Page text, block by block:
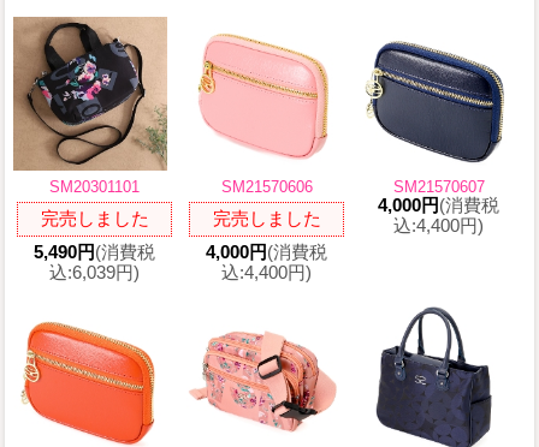
SM20301101
完売しました
5,490円(消費税
込:6,039円)
SM21570606
完売しました
4,000円(消費税
込:4,400円)
SM21570607
4,000円(消費税
込:4,400円)